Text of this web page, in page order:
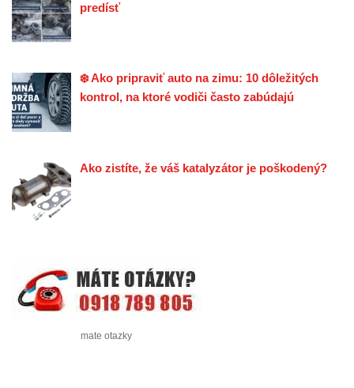
predísť
❄️ Ako pripraviť auto na zimu: 10 dôležitých
kontrol, na ktoré vodiči často zabúdajú
Ako zistíte, že váš katalyzátor je poškodený?
mate otazky